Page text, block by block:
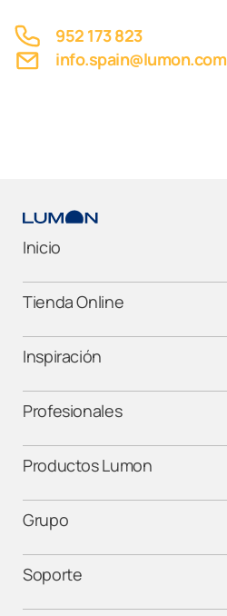
952 173 823
info.spain@lumon.com
Inicio
Tienda Online
Inspiración
Profesionales
Productos Lumon
Grupo
Soporte